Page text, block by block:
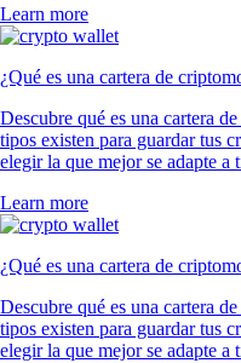
Learn more
¿Qué es una cartera de
Descubre qué es una cartera
tipos existen para guardar tus
elegir la que mejor se adapte a
Learn more
¿Qué es una cartera de
Descubre qué es una cartera
tipos existen para guardar tus
elegir la que mejor se adapte a